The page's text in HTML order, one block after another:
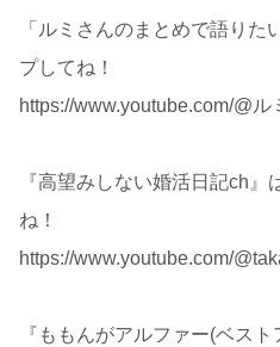
「ルミさんのまとめで語りた
プしてね！
https://www.youtube.com/@
『高望みしない婚活日記ch
ね！
https://www.youtube.com/
『ももんがアルファー(ベス